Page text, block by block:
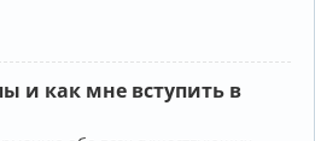
и как мне вступить в